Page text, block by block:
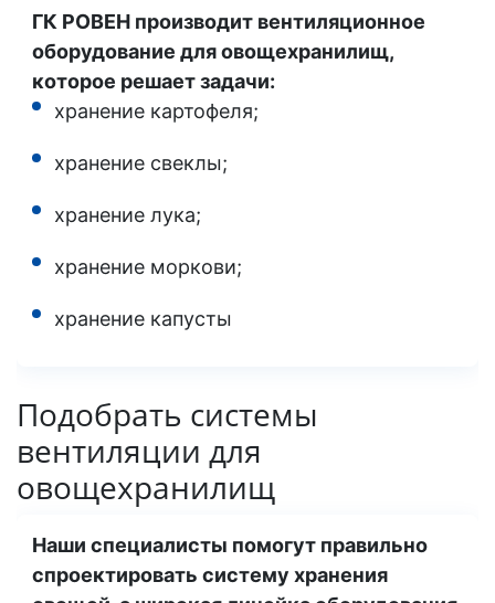
ГК РОВЕН производит вентиляционное
оборудование для овощехранилищ,
которое решает задачи:
хранение картофеля;
хранение свеклы;
хранение лука;
хранение моркови;
хранение капусты
Подобрать системы
вентиляции для
овощехранилищ
Наши специалисты помогут правильно
спроектировать систему хранения